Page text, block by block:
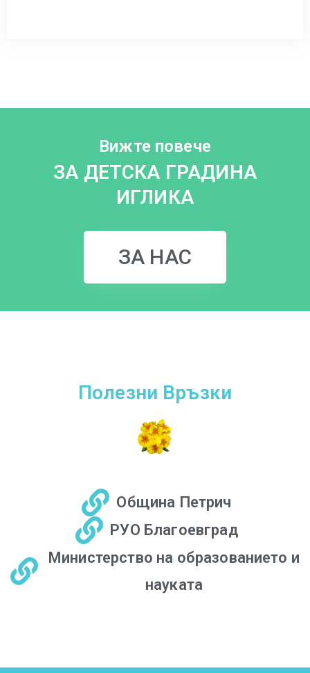
Вижте повече
ЗА ДЕТСКА ГРАДИНА
ИГЛИКА
ЗА НАС
Полезни Връзки
Община Петрич
РУО Благоевград
Министерство на образованието и
науката